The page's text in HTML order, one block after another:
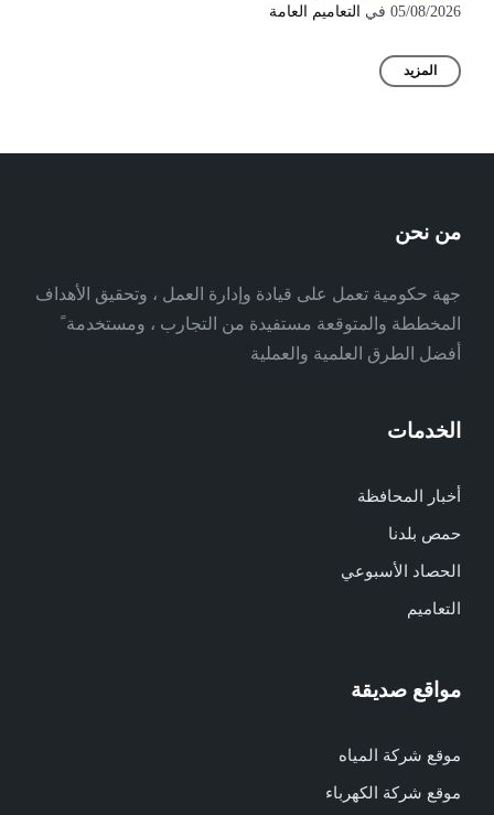
05/08/2026 في التعاميم العامة
المزيد
من نحن
جهة حكومية تعمل على قيادة وإدارة العمل ، وتحقيق الأهداف
المخططة والمتوقعة مستفيدة من التجارب ، ومستخدمة ً
أفضل الطرق العلمية والعملية
الخدمات
أخبار المحافظة
حمص بلدنا
الحصاد الأسبوعي
التعاميم
مواقع صديقة
موقع شركة المياه
موقع شركة الكهرباء